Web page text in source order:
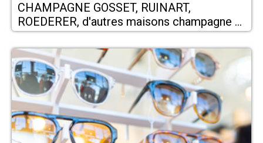
CHAMPAGNE GOSSET, RUINART,
ROEDERER, d'autres maisons champagne -
PERPIGNAN chez Cavavin Perpignan